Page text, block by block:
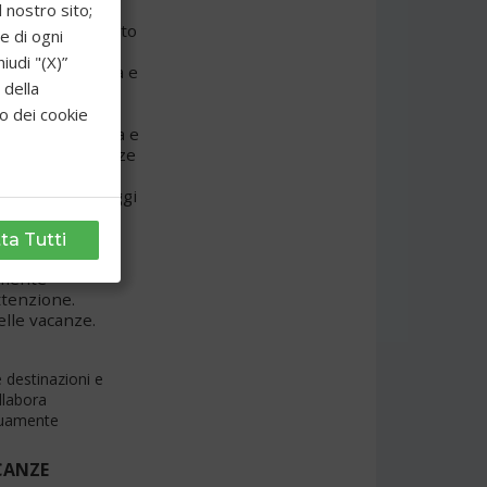
abbiamo scelto
con i
di Crociera e
dei nostri
completa e
alle esigenze
ai viaggi
aerea –
e
vacanze.
e
nostro sito;
di ogni
"(X)”
dei cookie
Tutti